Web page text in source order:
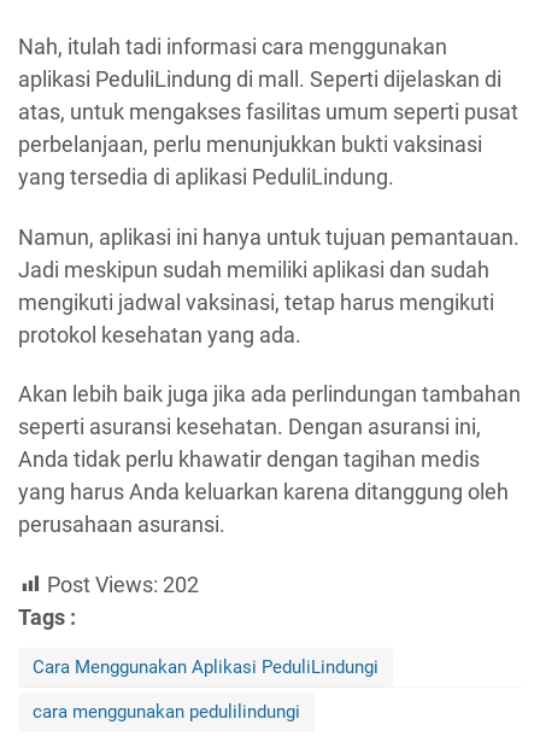
Nah, itulah tadi informasi cara menggunakan
aplikasi PeduliLindung di mall. Seperti dijelaskan di
atas, untuk mengakses fasilitas umum seperti pusat
perbelanjaan, perlu menunjukkan bukti vaksinasi
yang tersedia di aplikasi PeduliLindung.
Namun, aplikasi ini hanya untuk tujuan pemantauan.
Jadi meskipun sudah memiliki aplikasi dan sudah
mengikuti jadwal vaksinasi, tetap harus mengikuti
protokol kesehatan yang ada.
Akan lebih baik juga jika ada perlindungan tambahan
seperti asuransi kesehatan. Dengan asuransi ini,
Anda tidak perlu khawatir dengan tagihan medis
yang harus Anda keluarkan karena ditanggung oleh
perusahaan asuransi.
Post Views: 202
Tags :
Cara Menggunakan Aplikasi PeduliLindungi
cara menggunakan pedulilindungi